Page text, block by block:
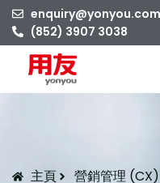
(852) 3907 3038
主頁 營銷管理 (CX)